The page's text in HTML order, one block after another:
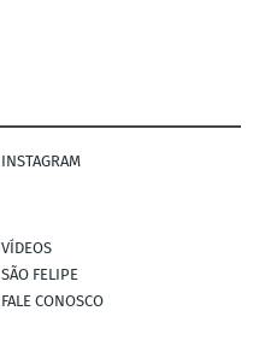
INSTAGRAM
VÍDEOS
SÃO FELIPE
FALE CONOSCO